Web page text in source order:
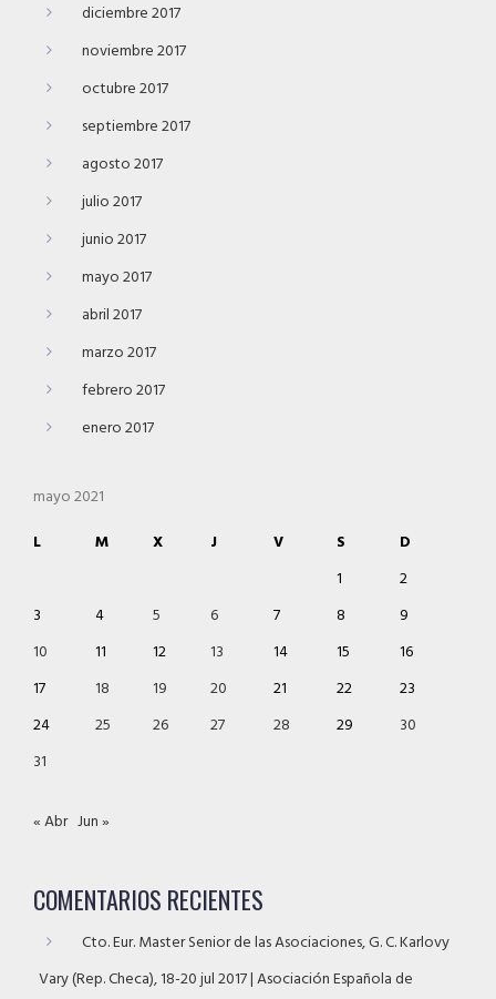
diciembre 2017
noviembre 2017
octubre 2017
septiembre 2017
agosto 2017
julio 2017
junio 2017
mayo 2017
abril 2017
marzo 2017
febrero 2017
enero 2017
mayo 2021
L
M X J V S
D
1
2
3
4 5 6 7 8
9
10
11 12 13 14 15
16
17
18 19 20 21 22
23
24
25 26 27 28 29
30
31
« Abr Jun »
COMENTARIOS RECIENTES
Cto. Eur. Master Senior de las Asociaciones, G. C. Karlovy
Vary (Rep. Checa), 18-20 jul 2017 | Asociación Española de